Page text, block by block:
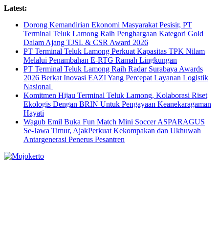
Skip
content
Latest:
Dorong Kemandirian Ekonomi Masyarakat Pesisir, PT
Terminal Teluk Lamong Raih Penghargaan Kategori Gold
Dalam Ajang TJSL & CSR Award 2026
PT Terminal Teluk Lamong Perkuat Kapasitas TPK Nilam
Melalui Penambahan E-RTG Ramah Lingkungan
PT Terminal Teluk Lamong Raih Radar Surabaya Awards
2026 Berkat Inovasi EAZI Yang Percepat Layanan Logistik
Nasional
Komitmen Hijau Terminal Teluk Lamong, Kolaborasi Riset
Ekologis Dengan BRIN Untuk Pengayaan Keanekaragaman
Hayati
Wagub Emil Buka Fun Match Mini Soccer ASPARAGUS
Se-Jawa Timur, AjakPerkuat Kekompakan dan Ukhuwah
Antargenerasi Penerus Pesantren